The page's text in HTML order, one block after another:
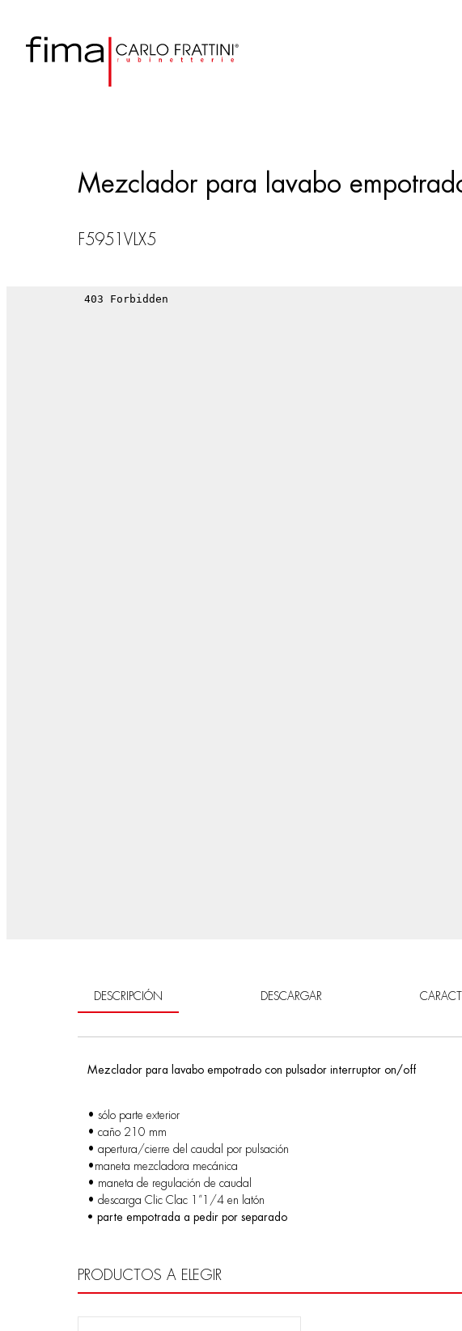
Mezclador para lavabo
F5951VLX5
DESCRIPCIÓN DESCARGAR
Mezclador para lavabo empotrado con pulsador interruptor on/off
• sólo parte exterior
• caño 210 mm
• apertura/cierre del caudal por pulsación
•maneta mezcladora mecánica
• maneta de regulación de caudal
• descarga Clic Clac 1”1/4 en latón
• parte empotrada a pedir por separado
PRODUCTOS A ELEGIR